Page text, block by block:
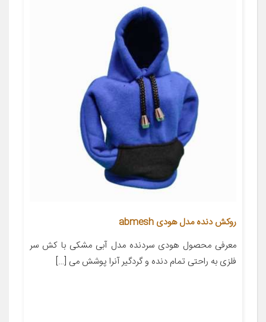
روکش دنده مدل هودی abmesh
معرفی محصول هودی سردنده مدل آبی مشکی با کش سر
فلزی به راحتی تمام دنده و گردگیر آنرا پوشش می […]